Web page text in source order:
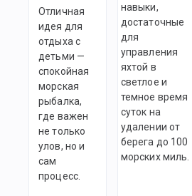
Отличная
идея для
отдыха с
детьми —
спокойная
морская
рыбалка,
где важен
не только
улов, но и
сам
процесс.
навыки,
достаточные
для
управления
яхтой в
светлое и
темное время
суток на
удалении от
берега до 100
морских миль.